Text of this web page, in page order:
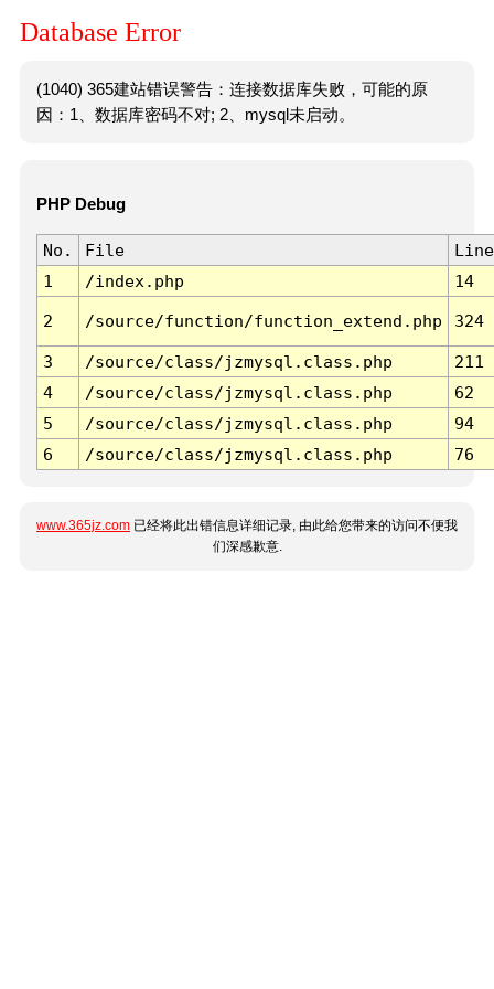
Database Error
(1040) 365建站错误警告：连接数据库失败，可能的原
因：1、数据库密码不对; 2、mysql未启动。
PHP Debug
No. File
Line
1
/index.php 14
2 /source/function/function_extend.php 324
3 /source/class/jzmysql.class.php
211
4
/source/class/jzmysql.class.php
62
5
/source/class/jzmysql.class.php
94
6
/source/class/jzmysql.class.php 76
www.365jz.com 已经将此出错信息详细记录, 由此给您带来的访问不便我
们深感歉意.